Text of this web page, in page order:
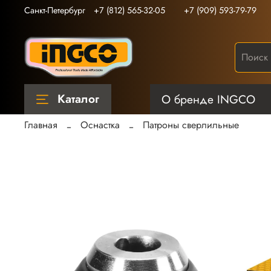
Санкт-Петербург +7 (812) 565-32-05 +7 (909) 593-79-79
Каталог О бренде INGCO
Главная Оснастка Патроны сверлильные